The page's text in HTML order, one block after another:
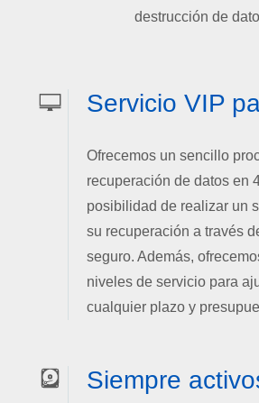
destrucción de
Servicio VIP
Ofrecemos un sencillo
recuperación de datos en
posibilidad de realizar un
su recuperación a través
seguro. Además,
niveles de servicio para
cualquier plazo y
Siempre